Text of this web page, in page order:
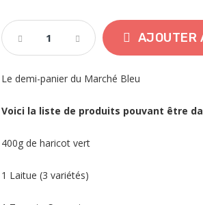
Le
Demi-
Panier
Du
Quantity
AJOUTER
Le demi-panier du Marché Bleu
Voici la liste de produits pouvant être
400g de haricot vert
1 Laitue (3 variétés)